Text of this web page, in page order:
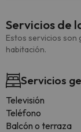
Servicios de
Estos servicios son
habitación.
Servicios
Televisión
Teléfono
Balcón o terraza